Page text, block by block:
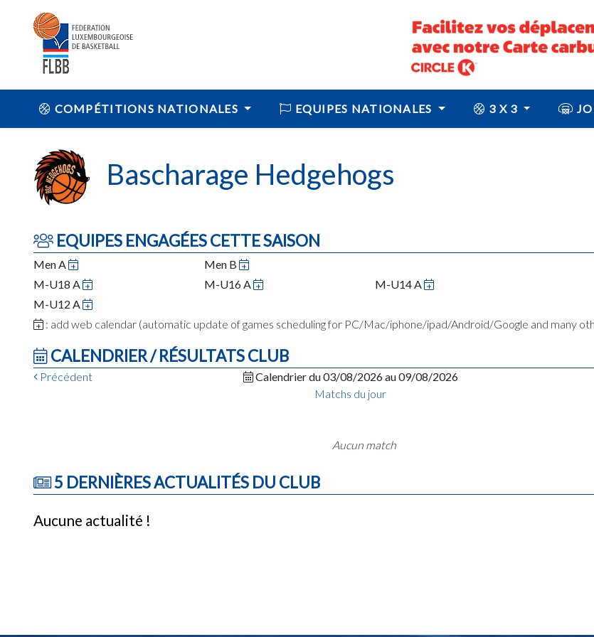
COMPÉTITIONS NATIONALES EQUIPES NATIONALES 3 X 3
Bascharage Hedgehogs
EQUIPES ENGAGÉES CETTE SAISON
Men A
Men B
M-U18 A
M-U16 A
M-U14 A
M-U12 A
: add web calendar (automatic update of games scheduling for PC/Mac/iphone/ipad/Android/Google and many
CALENDRIER / RÉSULTATS CLUB
Précédent Calendrier du 03/08/2026 au 09/08/2026
Matchs du jour
Aucun match
5 DERNIÈRES ACTUALITÉS DU CLUB
Aucune actualité !